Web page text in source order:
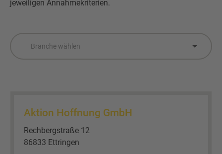
Problemabfall
Photovoltaikmodule
Tonnenknigge
Augsburger Land Becher
jeweiligen Annahmekriterien.
Branche wählen
Aktion Hoffnung GmbH
Rechbergstraße 12
86833 Ettringen